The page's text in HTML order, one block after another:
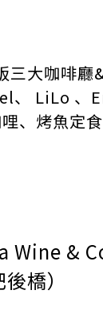
大咖啡廳
、 LiLo 、
、烤魚定食
Wine &
橋）